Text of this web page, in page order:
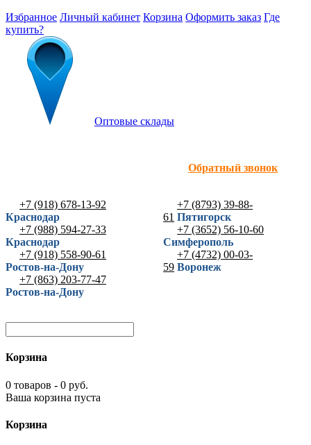
Избранное Личный кабинет Корзина Оформить заказ Где
купить?
Оптовые склады
Обратный звонок
+7 (918) 678-13-92
Краснодар
+7 (988) 594-27-33
Краснодар
+7 (918) 558-90-61
Ростов-на-Дону
+7 (863) 203-77-47
Ростов-на-Дону
+7 (8793) 39-88-
61 Пятигорск
+7 (3652) 56-10-60
Симферополь
+7 (4732) 00-03-
59 Воронеж
Корзина
0 товаров - 0 руб.
Ваша корзина пуста
Корзина